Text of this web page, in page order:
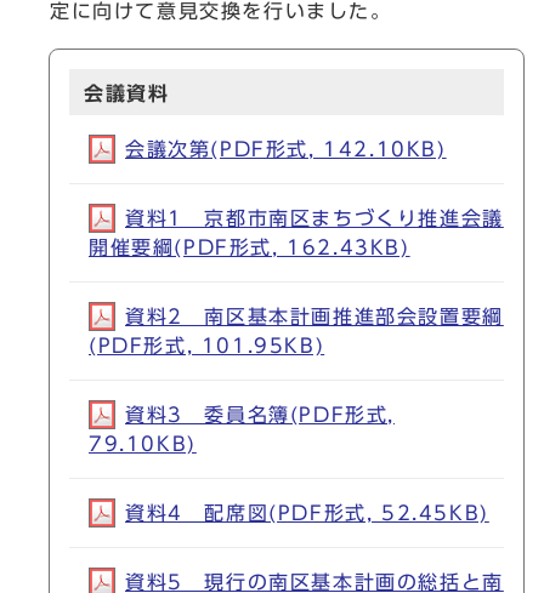
定に向けて意見交換を行いました。
会議資料
会議次第(PDF形式, 142.10KB)
資料1 京都市南区まちづくり推進会議
開催要綱(PDF形式, 162.43KB)
資料2 南区基本計画推進部会設置要綱
(PDF形式, 101.95KB)
資料3 委員名簿(PDF形式,
79.10KB)
資料4 配席図(PDF形式, 52.45KB)
資料5 現行の南区基本計画の総括と南